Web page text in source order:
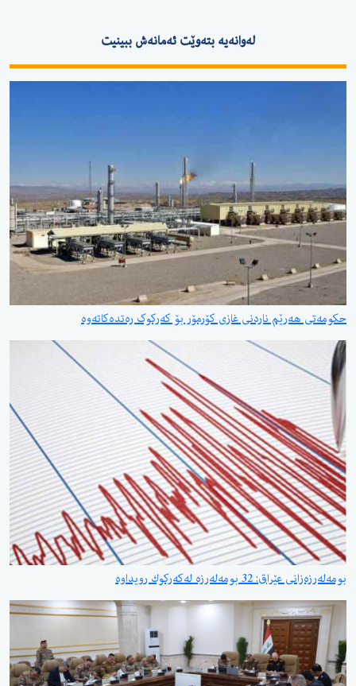
لەوانەیە بتەوێت ئەمانەش ببینیت
حکومەتی هەرێم ناردنی غازی کۆرمۆر بۆ کەرکوک رەتدەکاتەوە
بومەلەرزەزانی عێراق: 32 بومەلەرزە لەكەركوك رویداوە